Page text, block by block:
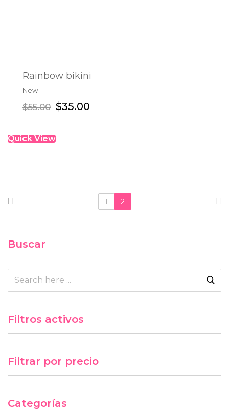
Rainbow bikini
New
$55.00 $35.00
Quick View
1 2
Buscar
Filtros activos
Filtrar por precio
Categorías